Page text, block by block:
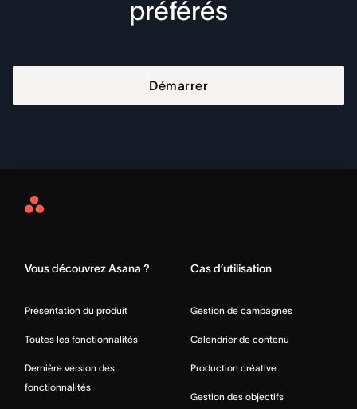
préférés
Démarrer
Asana
Vous découvrez Asana ?
Présentation du produit
Toutes les fonctionnalités
Dernière version des
fonctionnalités
Cas d’utilisation
Gestion de campagnes
Calendrier de contenu
Production créative
Gestion des objectifs